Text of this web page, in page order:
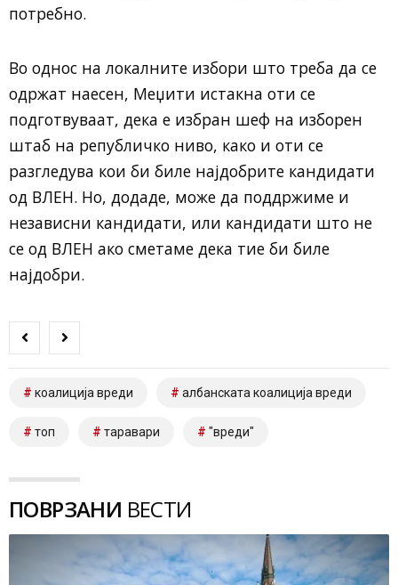
потребно.
Во однос на локалните избори што треба да се
одржат наесен, Меџити истакна оти се
подготвуваат, дека е избран шеф на изборен
штаб на републичко ниво, како и оти се
разгледува кои би биле најдобрите кандидати
од ВЛЕН. Но, додаде, може да поддржиме и
независни кандидати, или кандидати што не
се од ВЛЕН ако сметаме дека тие би биле
најдобри.
коалиција вреди албанската коалиција вреди
топ таравари "вреди"
ПОВРЗАНИ ВЕСТИ